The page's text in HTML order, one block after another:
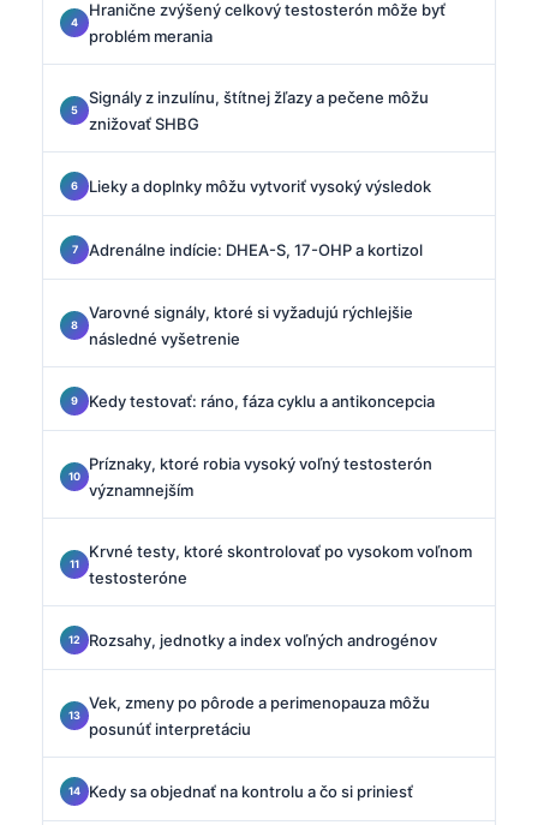
Hranične zvýšený celkový testosterón môže byť
problém merania
Signály z inzulínu, štítnej žľazy a pečene môžu
znižovať SHBG
Lieky a doplnky môžu vytvoriť vysoký výsledok
Adrenálne indície: DHEA-S, 17-OHP a kortizol
Varovné signály, ktoré si vyžadujú rýchlejšie
následné vyšetrenie
Kedy testovať: ráno, fáza cyklu a antikoncepcia
Príznaky, ktoré robia vysoký voľný testosterón
významnejším
Krvné testy, ktoré skontrolovať po vysokom voľnom
testosteróne
Rozsahy, jednotky a index voľných androgénov
Vek, zmeny po pôrode a perimenopauza môžu
posunúť interpretáciu
Kedy sa objednať na kontrolu a čo si priniesť